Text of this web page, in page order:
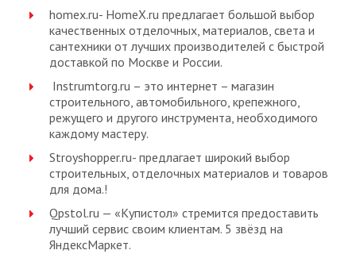
homex.ru- HomeX.ru предлагает большой выбор
качественных отделочных, материалов, света и
сантехники от лучших производителей с быстрой
доставкой по Москве и России.
Instrumtorg.ru – это интернет – магазин
строительного, автомобильного, крепежного,
режущего и другого инструмента, необходимого
каждому мастеру.
Stroyshopper.ru- предлагает широкий выбор
строительных, отделочных материалов и товаров
для дома.!
Qpstol.ru — «Купистол» стремится предоставить
лучший сервис своим клиентам. 5 звёзд на
ЯндексМаркет.